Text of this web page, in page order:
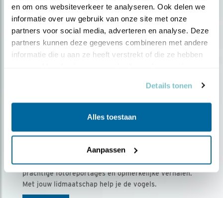
en om ons websiteverkeer te analyseren. Ook delen we
informatie over uw gebruik van onze site met onze
partners voor social media, adverteren en analyse. Deze
partners kunnen deze gegevens combineren met andere
informatie die u aan ze heeft verstrekt of die ze hebben
Details tonen
Alles toestaan
Aanpassen
Ontvang 5 x Vogels voor € 36,00 per jaar
Vogels is het tijdschrift voor onze leden, met
prachtige fotoreportages en opmerkelijke verhalen.
Met jouw lidmaatschap help je de vogels.